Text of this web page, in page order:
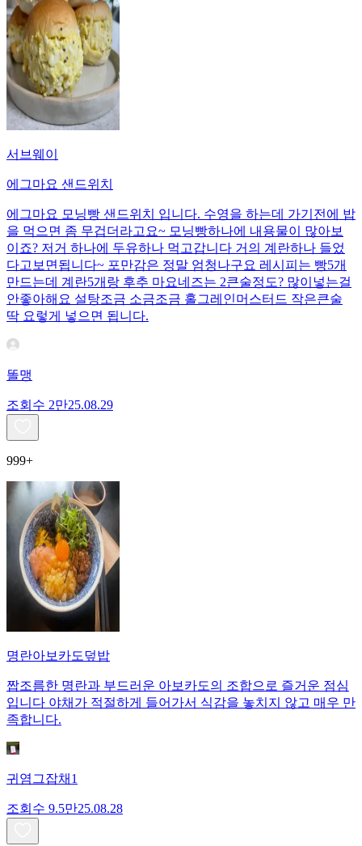
서브웨이
에그마요 샌드위치
에그마요 모닝빵 샌드위치 입니다. 수영을 하는데 가기전에 밥
을 먹으면 좀 무겁더라고요~ 모닝빵하나에 내용물이 많아보
이죠? 저거 하나에 두유하나 먹고갑니다 거의 계란하나 들었
다고보면됩니다~ 포만감은 정말 엄청나구요 레시피는 빵5개
만드는데 계란5개랑 후추 마요네즈는 2큰술정도? 많이넣는걸
안좋아해요 설탕조금 소금조금 홀그레인머스터드 작은큰술
딱 요렇게 넣으면 됩니다.
똘맹
조회수 2만25.08.29
999+
명란아보카도덮밥
짭조름한 명란과 부드러운 아보카도의 조합으로 즐거운 점심
입니다 야채가 적절하게 들어가서 식감을 놓치지 않고 매우 만
족합니다.
귀염그잡채1
조회수 9.5만25.08.28